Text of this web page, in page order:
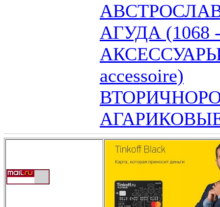
АГУДА (1068
АКСЕССУАРЫ
accessoire)